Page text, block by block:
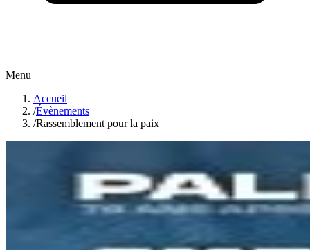
Menu
Accueil
/Évènements
/Rassemblement pour la paix